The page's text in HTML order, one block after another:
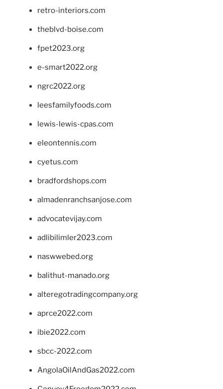
retro-interiors.com
theblvd-boise.com
fpet2023.org
e-smart2022.org
ngrc2022.org
leesfamilyfoods.com
lewis-lewis-cpas.com
eleontennis.com
cyetus.com
bradfordshops.com
almadenranchsanjose.com
advocatevijay.com
adlibilimler2023.com
naswwebed.org
balithut-manado.org
alteregotradingcompany.org
aprce2022.com
ibie2022.com
sbcc-2022.com
AngolaOilAndGas2022.com